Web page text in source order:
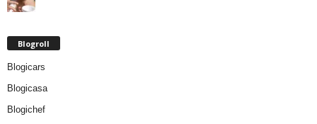
Blogroll
Blogicars
Blogicasa
Blogichef